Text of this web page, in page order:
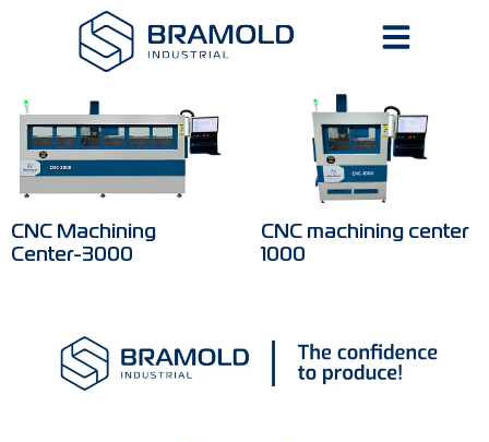
CNC Machining
Center-3000
CNC machining center
1000